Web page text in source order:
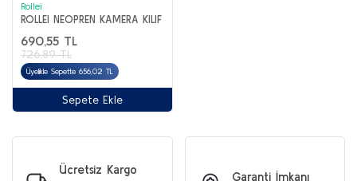
Rollei
ROLLEI NEOPREN KAMERA KILIF
690,55 TL
726,89 TL
Üyelikle Sepette 656,02 TL
Sepete Ekle
Ücretsiz Kargo
Garanti İmkanı